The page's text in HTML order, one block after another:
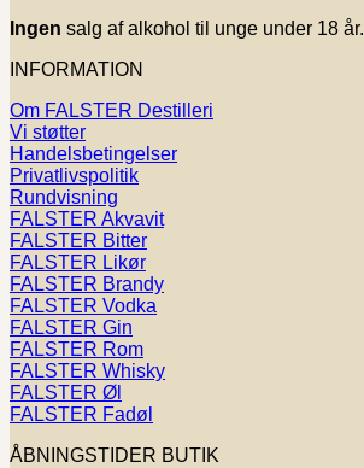
Ingen salg af alkohol til unge under 18 år.
INFORMATION
Om FALSTER Destilleri
Vi støtter
Handelsbetingelser
Privatlivspolitik
Rundvisning
FALSTER Akvavit
FALSTER Bitter
FALSTER Likør
FALSTER Brandy
FALSTER Vodka
FALSTER Gin
FALSTER Rom
FALSTER Whisky
FALSTER Øl
FALSTER Fadøl
ÅBNINGSTIDER BUTIK